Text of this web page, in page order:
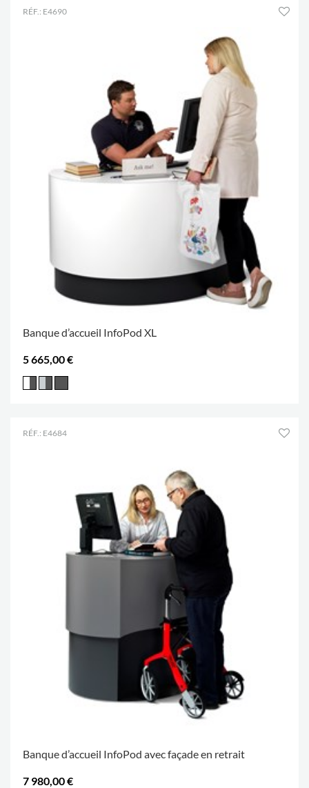
RÉF.: E4690
Banque d’accueil InfoPod XL
5 665,00 €
RÉF.: E4684
Banque d’accueil InfoPod avec façade en retrait
7 980,00 €